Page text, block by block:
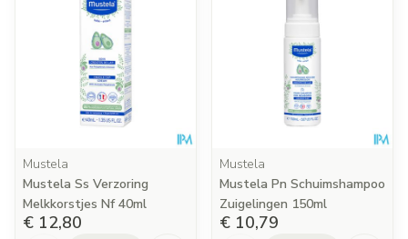
Mustela
Mustela Ss Verzoring
Melkkorstjes Nf 40ml
€ 12,80
Mustela
Mustela Pn Schuimshampoo
Zuigelingen 150ml
€ 10,79